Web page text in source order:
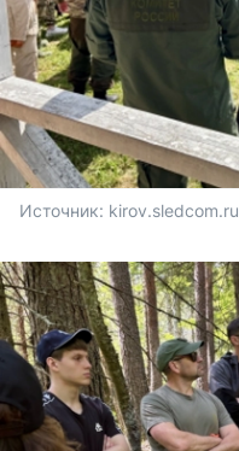
Источник: kirov.sledcom.ru